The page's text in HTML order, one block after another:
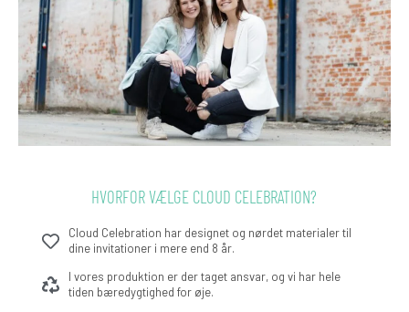
HVORFOR VÆLGE CLOUD CELEBRATION?
Cloud Celebration har designet og nørdet materialer til
dine invitationer i mere end 8 år.
I vores produktion er der taget ansvar, og vi har hele
tiden bæredygtighed for øje.